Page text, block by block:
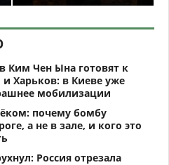
Ким Чен Ына готовят к
Харьков: в Киеве уже
мобилизации
почему бомбу
а не в зале, и кого это
Россия отрезала